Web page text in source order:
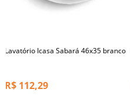
Lavatório Icasa Sabará 46x35 branco
R$ 112,29